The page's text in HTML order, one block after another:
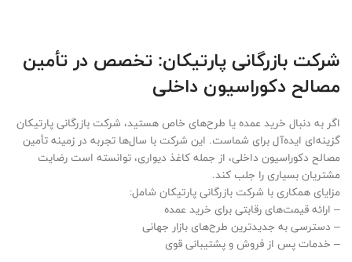
شرکت بازرگانی پارتیکان: تخصص در تأمین
مصالح دکوراسیون داخلی
اگر به دنبال خرید عمده یا طرح‌های خاص هستید، شرکت بازرگانی پارتیکان
گزینه‌ای ایده‌آل برای شماست. این شرکت با سال‌ها تجربه در زمینه تأمین
مصالح دکوراسیون داخلی، از جمله کاغذ دیواری، توانسته است رضایت
مشتریان بسیاری را جلب کند.
مزایای همکاری با شرکت بازرگانی پارتیکان شامل:
– ارائه قیمت‌های رقابتی برای خرید عمده
– دسترسی به جدیدترین طرح‌های بازار جهانی
– خدمات پس از فروش و پشتیبانی قوی